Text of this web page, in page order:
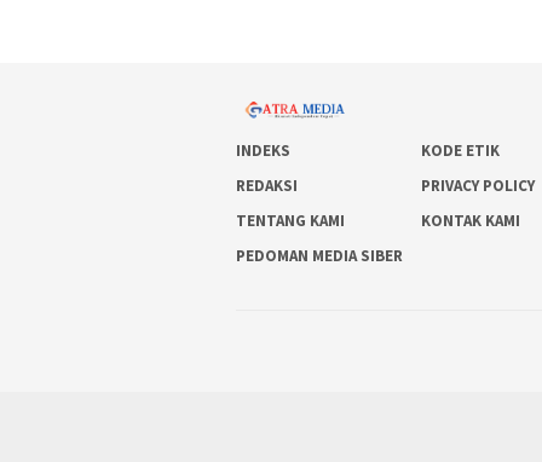
INDEKS KODE ETIK
REDAKSI
PRIVACY POLICY
TENTANG KAMI
KONTAK KAMI
PEDOMAN MEDIA SIBER